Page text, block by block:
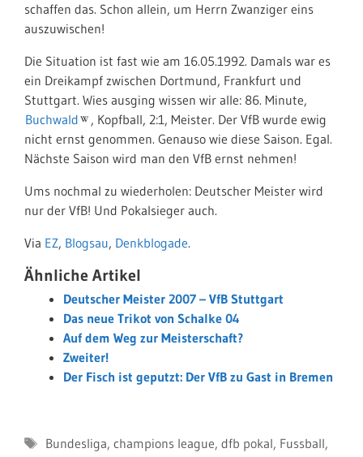
schaffen das. Schon allein, um Herrn Zwanziger eins
auszuwischen!
Die Situation ist fast wie am 16.05.1992. Damals war es
ein Dreikampf zwischen Dortmund, Frankfurt und
Stuttgart. Wies ausging wissen wir alle: 86. Minute,
Buchwald
, Kopfball, 2:1, Meister. Der VfB wurde ewig
nicht ernst genommen. Genauso wie diese Saison. Egal.
Nächste Saison wird man den VfB ernst nehmen!
Ums nochmal zu wiederholen: Deutscher Meister wird
nur der VfB! Und Pokalsieger auch.
Via EZ, Blogsau, Denkblogade.
Ähnliche Artikel
Deutscher Meister 2007 – VfB Stuttgart
Das neue Trikot von Schalke 04
Auf dem Weg zur Meisterschaft?
Zweiter!
Der Fisch ist geputzt: Der VfB zu Gast in Bremen
Schlagwörter
Bundesliga, champions league, dfb pokal, Fussball,